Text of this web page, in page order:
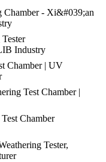
- Xi&#039;an
Industry
Chamber | UV
Test Chamber |
Chamber
Tester,